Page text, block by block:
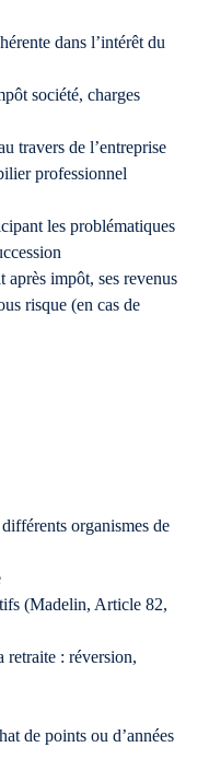
dans l’intérêt du
société, charges
travers de l’entreprise
professionnel
les problématiques
impôt, ses revenus
risque (en cas de
organismes de
(Madelin, Article 82,
retraite : réversion,
de points ou d’années